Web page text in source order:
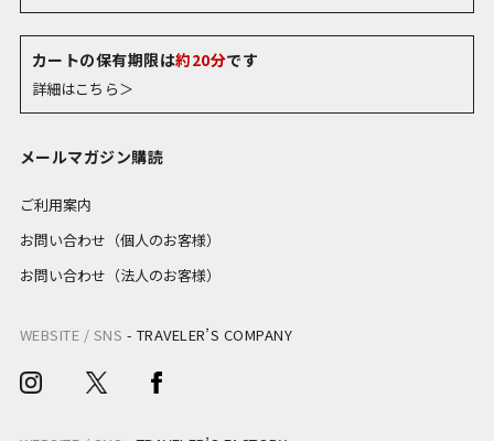
カートの保有期限は約20分です
詳細はこちら＞
メールマガジン購読
ご利用案内
お問い合わせ（個人のお客様）
お問い合わせ（法人のお客様）
WEBSITE / SNS - TRAVELER’S COMPANY